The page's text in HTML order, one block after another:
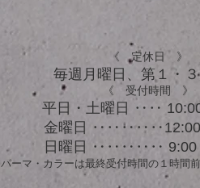
《 定休日 》
毎週月曜日、​第１・
《 受付時間 》
平日・土曜日 ‥‥
金曜日
日曜日 ‥‥‥‥‥
パーマ・カラーは最終受付時間の１時間